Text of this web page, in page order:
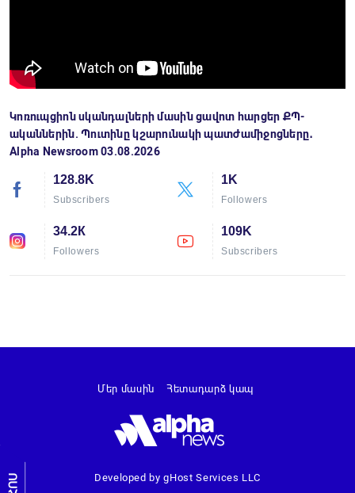
Կոռուպցիոն սկանդալների մասին ցավոտ հարցեր ՔՊ-
ականներին. Պուտինը կշարունակի պատժամիջոցները․
Alpha Newsroom 03.08.2026
128.8K
Subscribers
1K
Followers
34.2К
Followers
109K
Subscribers
Developed by gHost Services LLC
Մեր մասին Հետադարձ կապ